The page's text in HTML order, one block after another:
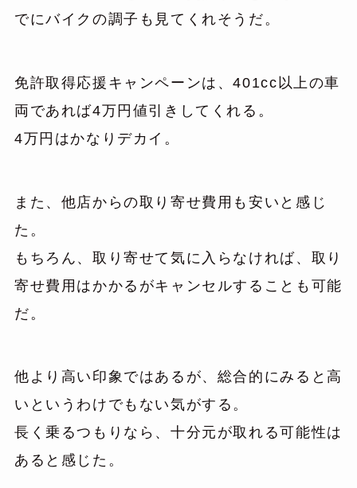
でにバイクの調子も見てくれそうだ。
免許取得応援キャンペーンは、401cc以上の車
両であれば4万円値引きしてくれる。
4万円はかなりデカイ。
また、他店からの取り寄せ費用も安いと感じ
た。
もちろん、取り寄せて気に入らなければ、取り
寄せ費用はかかるがキャンセルすることも可能
だ。
他より高い印象ではあるが、総合的にみると高
いというわけでもない気がする。
長く乗るつもりなら、十分元が取れる可能性は
あると感じた。